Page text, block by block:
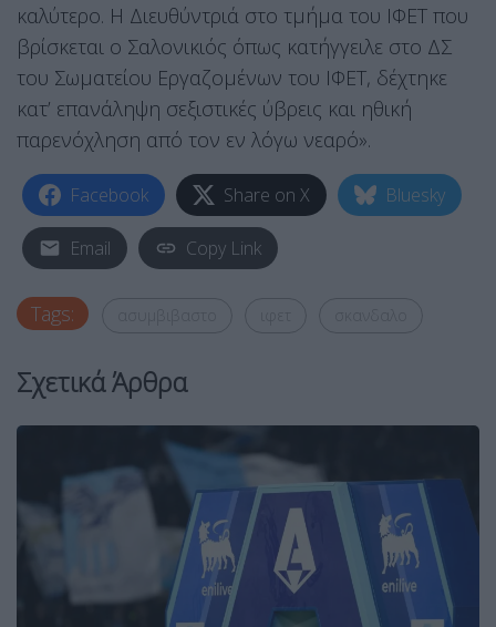
καλύτερο. Η Διευθύντριά στο τμήμα του ΙΦΕΤ που
βρίσκεται ο Σαλονικιός όπως κατήγγειλε στο ΔΣ
του Σωματείου Εργαζομένων του ΙΦΕΤ, δέχτηκε
κατ’ επανάληψη σεξιστικές ύβρεις και ηθική
παρενόχληση από τον εν λόγω νεαρό».
Facebook Share on X Bluesky
Email Copy Link
Tags:
Σχετικά Άρθρα